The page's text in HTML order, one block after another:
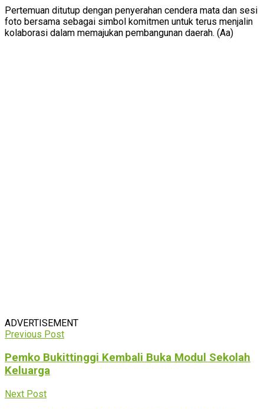
Pertemuan ditutup dengan penyerahan cendera mata dan sesi
foto bersama sebagai simbol komitmen untuk terus menjalin
kolaborasi dalam memajukan pembangunan daerah. (Aa)
ADVERTISEMENT
Previous Post
Pemko Bukittinggi Kembali Buka Modul Sekolah
Keluarga
Next Post